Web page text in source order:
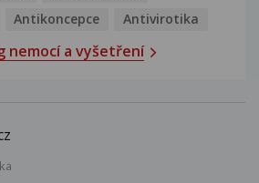
Antikoncepce Antivirotika
nemocí a vyšetření